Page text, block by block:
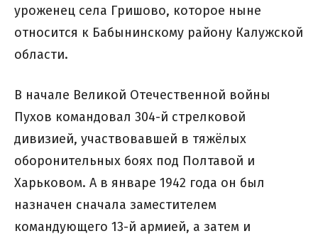
уроженец села Гришово, которое ныне
относится к Бабынинскому району Калужской
области.
В начале Великой Отечественной войны
Пухов командовал 304-й стрелковой
дивизией, участвовавшей в тяжёлых
оборонительных боях под Полтавой и
Харьковом. А в январе 1942 года он был
назначен сначала заместителем
командующего 13-й армией, а затем и